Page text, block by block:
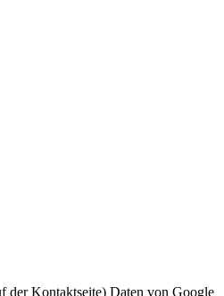
der Kontaktseite) Daten von Google